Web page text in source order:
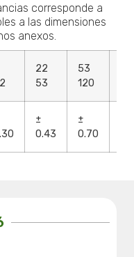
corresponde a
a las dimensiones
anexos.
22
53
53
120
±
0.43
±
0.70